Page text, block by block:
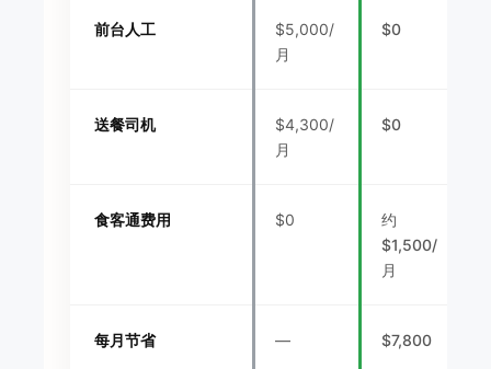
前台人工
$5,000/
月
$0
送餐司机
$4,300/
月
$0
食客通费用 $0
约
$1,500/
月
每月节省 — $7,800